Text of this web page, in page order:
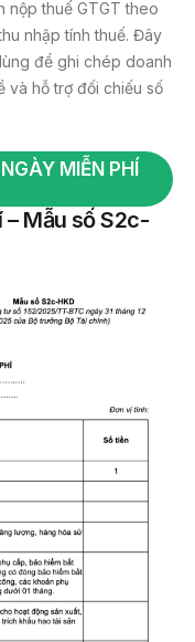
nộp thuế GTGT theo
nhập tính thuế. Đây
để ghi chép doanh
và hỗ trợ đối chiếu số
MIỄN PHÍ
Mẫu số S2c-